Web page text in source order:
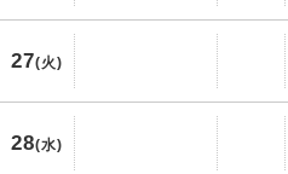
27(火)
28(水)